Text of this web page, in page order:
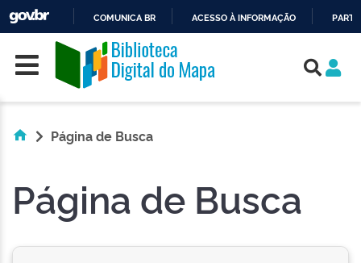
O
CONTEÚDO
COMUNICA BR ACESSO À INFORMAÇÃO
Skip navigation
Página de Busca
Página de Busca